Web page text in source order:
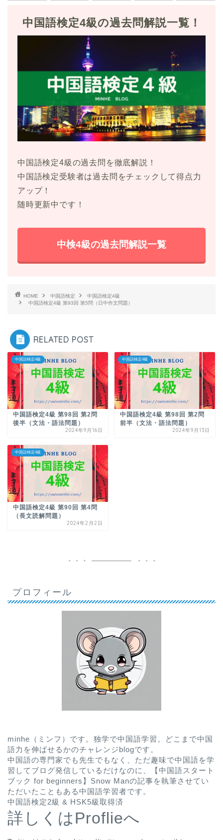
中国語検定4級の過去問解説一覧！
中国語検定4級の過去問を徹底解説！
中国語検定受験者は過去問をチェックして得点力
アップ！
随時更新中です！
中検4級の過去問解説一覧
HOME 中国語検定
中国語検定4級
中国語検定4級 第93回 第5問（日中作文問題）
RELATED POST
中国語検定4級
中国語検定4級 第98回 第2問
後半（文法・語法問題）
2024年9月16日
中国語検定4級
中国語検定4級 第98回 第2問
前半（文法・語法問題）
2024年9月13日
中国語検定4級
中国語検定4級 第90回 第4問
（長文読解問題）
2024年2月2日
プロフィール
minhe（ミンフ）です。独学で中国語学習。どこまで中国
語力を伸ばせるかのチャレンジblogです。
中国語の専門家でも先生でもなく、ただ趣味で中国語を学
習してブログ発信しているだけなのに、
【中国語スタート
ブック for beginners】Snow Manの記事を執筆させてい
ただいたこともある中国語学習者です。
中国語検定2級 & HSK5級取得済
詳しくはProflieへ